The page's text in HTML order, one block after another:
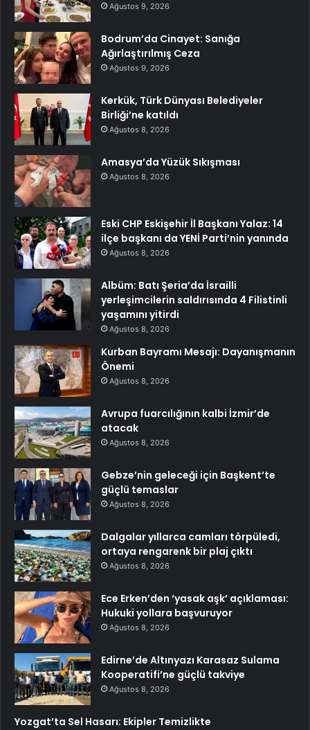
Ağustos 9, 2026
Bodrum’da Cinayet: Sanığa
Ağırlaştırılmış Ceza
Ağustos 9, 2026
Kerkük, Türk Dünyası Belediyeler
Birliği’ne katıldı
Ağustos 8, 2026
Amasya’da Yüzük Sıkışması
Ağustos 8, 2026
Eski CHP Eskişehir İl Başkanı Yalaz: 14
ilçe başkanı da YENİ Parti’nin yanında
Ağustos 8, 2026
Albüm: Batı Şeria’da İsrailli
yerleşimcilerin saldırısında 4 Filistinli
yaşamını yitirdi
Ağustos 8, 2026
Kurban Bayramı Mesajı: Dayanışmanın
Önemi
Ağustos 8, 2026
Avrupa fuarcılığının kalbi İzmir’de
atacak
Ağustos 8, 2026
Gebze’nin geleceği için Başkent’te
güçlü temaslar
Ağustos 8, 2026
Dalgalar yıllarca camları törpüledi,
ortaya rengarenk bir plaj çıktı
Ağustos 8, 2026
Ece Erken’den ‘yasak aşk’ açıklaması:
Hukuki yollara başvuruyor
Ağustos 8, 2026
Edirne’de Altınyazı Karasaz Sulama
Kooperatifi’ne güçlü takviye
Ağustos 8, 2026
Yozgat’ta Sel Hasarı: Ekipler Temizlikte